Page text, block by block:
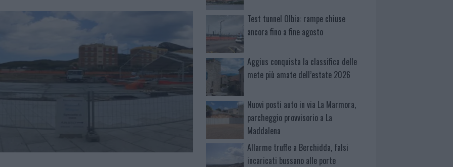
Test tunnel Olbia: rampe chiuse
ancora fino a fine agosto
Aggius conquista la classifica delle
mete più amate dell’estate 2026
Nuovi posti auto in via La Marmora,
parcheggio provvisorio a La
Maddalena
Allarme truffe a Berchidda, falsi
incaricati bussano alle porte